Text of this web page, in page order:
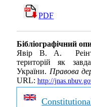
PDF
Бібліографічний
Явір В. А.
територій як
України. Правова
URL: http://